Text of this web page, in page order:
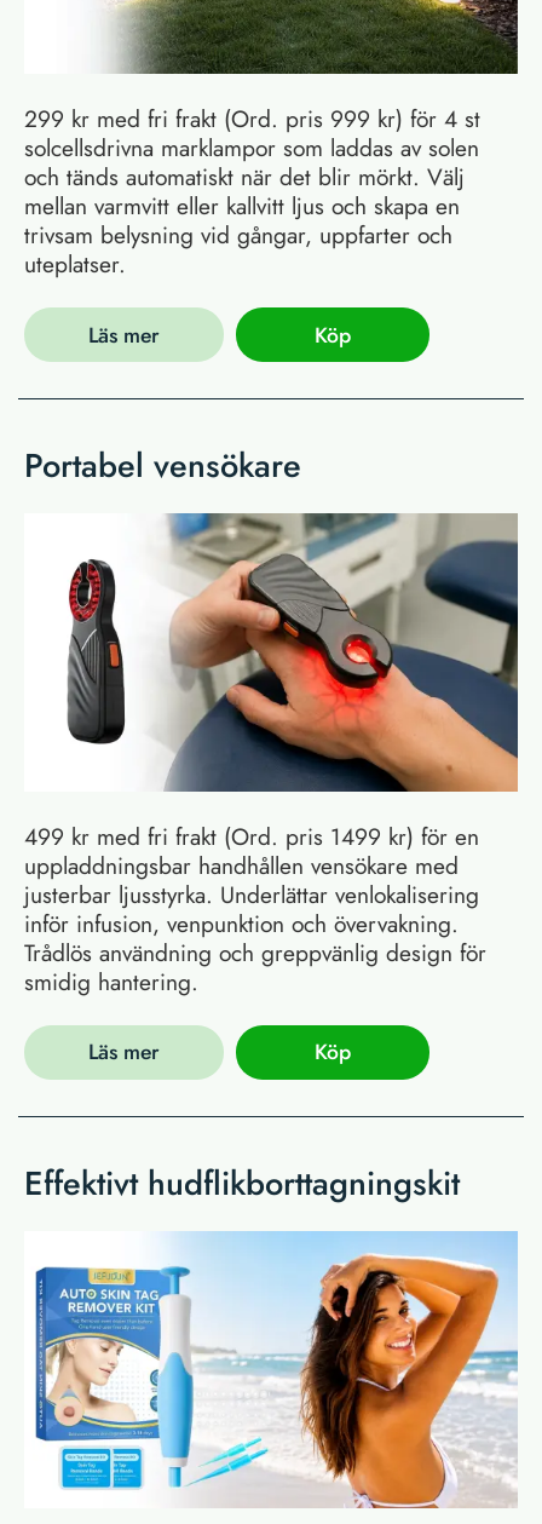
299 kr med fri frakt (Ord. pris 999 kr) för 4 st
solcellsdrivna marklampor som laddas av solen
och tänds automatiskt när det blir mörkt. Välj
mellan varmvitt eller kallvitt ljus och skapa en
trivsam belysning vid gångar, uppfarter och
uteplatser.
Läs mer Köp
Portabel vensökare
499 kr med fri frakt (Ord. pris 1499 kr) för en
uppladdningsbar handhållen vensökare med
justerbar ljusstyrka. Underlättar venlokalisering
inför infusion, venpunktion och övervakning.
Trådlös användning och greppvänlig design för
smidig hantering.
Läs mer Köp
Effektivt hudflikborttagningskit